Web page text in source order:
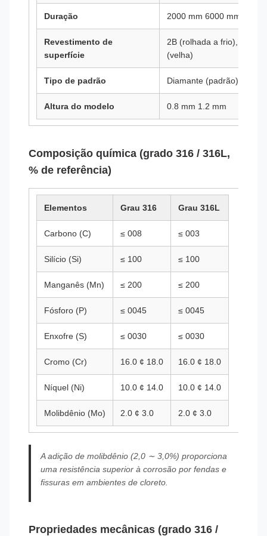
Duração 2000 mm 6000 mm
Revestimento de
superfície
2B (rolhada a frio), n.o 1
(velha)
Tipo de padrão Diamante (padrão)
Altura do modelo 0.8 mm 1.2 mm
Composição química (grado 316 / 316L,
% de referência)
Elementos Grau 316 Grau 316L
Carbono (C) ≤ 008 ≤ 003
Silício (Si) ≤ 100 ≤ 100
Manganês (Mn) ≤ 200 ≤ 200
Fósforo (P) ≤ 0045 ≤ 0045
Enxofre (S) ≤ 0030 ≤ 0030
Cromo (Cr) 16.0 ¢ 18.0 16.0 ¢ 18.0
Níquel (Ni) 10.0 ¢ 14.0 10.0 ¢ 14.0
Molibdênio (Mo) 2.0 ¢ 3.0 2.0 ¢ 3.0
A adição de molibdênio (2,0 ∼ 3,0%) proporciona
uma resistência superior à corrosão por fendas e
fissuras em ambientes de cloreto.
Propriedades mecânicas (grado 316 /